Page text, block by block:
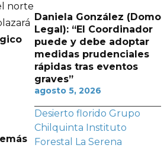
norte
Daniela González (Domo
Legal): “El Coordinador
puede y debe adoptar
medidas prudenciales
rápidas tras eventos
graves”
agosto 5, 2026
Desierto florido Grupo
Chilquinta Instituto
Forestal La Serena